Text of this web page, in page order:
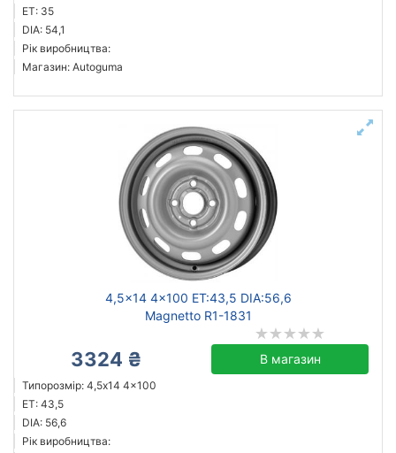
ET: 35
DIA: 54,1
Рік виробництва:
Магазин: Autoguma
4,5x14 4x100 ET:43,5 DIA:56,6
Magnetto R1-1831
3324 ₴ В магазин
Типорозмір: 4,5x14 4x100
ET: 43,5
DIA: 56,6
Рік виробництва: